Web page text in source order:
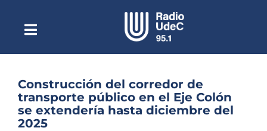
contenidoToggle
NavigationEscuchar Radio UdeC en vivo
Quiénes Somos
Programación
Construcción del corredor de
transporte público en el Eje Colón
se extendería hasta diciembre del
2025